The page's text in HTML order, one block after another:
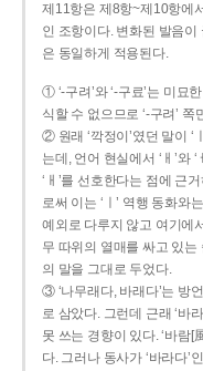
제11항은 제8항~제10항에
인 조항이다. 변화된 발음
은 동일하게 적용된다.
① ‘-구려’와 ‘-구료’는 미묘
식할 수 없으므로 ‘-구려’ 쪽
② 원래 ‘깍정이’였던 말이 ‘
는데, 언어 현실에서 ‘ㅐ’와
‘ㅐ’를 선호한다는 점에 근
로써 이는 ‘ㅣ’ 역행 동화와
예외로 다루지 않고 여기에
무 따위의 열매를 싸고 있는
의 말을 그대로 두었다.
③ ‘나무래다, 바래다’는 방
로 삼았다. 그런데 근래 ‘바
못 쓰는 경향이 있다. ‘바람[
다. 그러나 동사가 ‘바라다’